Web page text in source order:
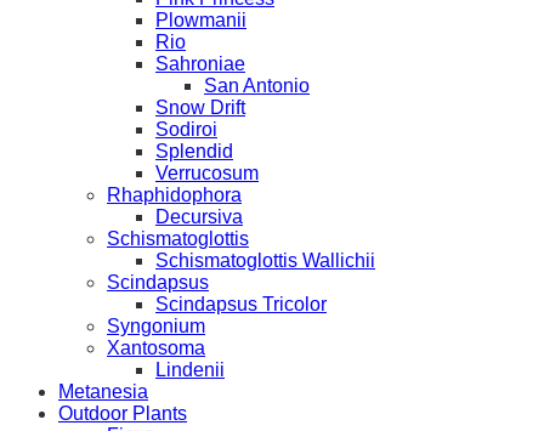
Plowmanii
Rio
Sahroniae
San Antonio
Snow Drift
Sodiroi
Splendid
Verrucosum
Rhaphidophora
Decursiva
Schismatoglottis
Schismatoglottis Wallichii
Scindapsus
Scindapsus Tricolor
Syngonium
Xantosoma
Lindenii
Metanesia
Outdoor Plants